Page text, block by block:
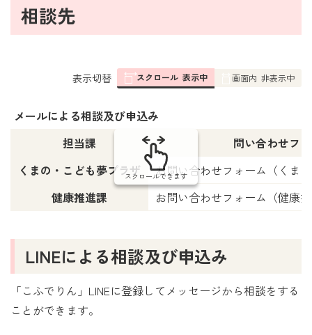
相談先
表
み
表示切替 スクロール 表示中 画面内 非表示中
メールによる相談及び申込み
担当課
問い合わせフ
くまの・こども夢プラザ
お問い合わせフォーム（くま
健康推進課
お問い合わせフォーム（健康
スクロールできます
LINEによる相談及び申込み
「こふでりん」LINEに登録してメッセージから相談をする
ことができます。